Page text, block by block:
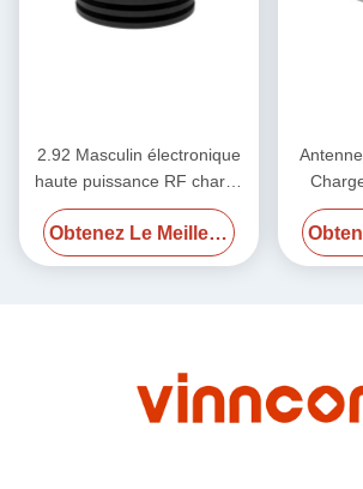
2.92 Masculin électronique
haute puissance RF charge
factice 50 ohm DC-40GHz
20W
Obtenez Le Meilleur Prix